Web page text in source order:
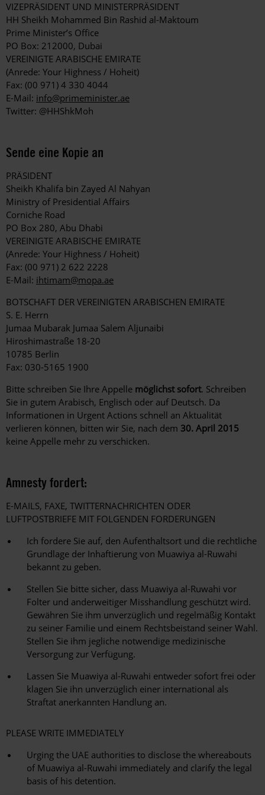
VIZEPRÄSIDENT UND MINISTERPRÄSIDENT
HH Sheikh Mohammed Bin Rashid al-Maktoum
Prime Minister’s Office
PO Box: 212000, Dubai
VEREINIGTE ARABISCHE EMIRATE
(Anrede: Your Highness / Hoheit)
Fax: (00 971) 4 330 4044
E-Mail: info@primeminister.ae
Twitter: @HHShkMoh
Sende eine Kopie an
PRÄSIDENT
Sheikh Khalifa bin Zayed Al Nahyan
Ministry of Presidential Affairs
Corniche Road
PO Box 280, Abu Dhabi
VEREINIGTE ARABISCHE EMIRATE
(Anrede: Your Highness / Hoheit)
Fax: (00 971) 2 622 2228
E-Mail: ihtimam@mopa.ae
BOTSCHAFT DER VEREINIGTEN ARABISCHEN EMIRATE
S. E. Herrn
Jumaa Mubarak Jumaa Salem Aljunaibi
Hiroshimastraße 18-20
10785 Berlin
Fax: 030-5165 1900
Bitte schreiben Sie Ihre Appelle möglichst sofort. Schreiben
Sie in gutem Arabisch, Englisch oder auf Deutsch. Da
Informationen in Urgent Actions schnell an Aktualität
verlieren können, bitten wir Sie, nach dem 30. April 2015
keine Appelle mehr zu verschicken.
Amnesty fordert:
E-MAILS, FAXE, TWITTERNACHRICHTEN ODER
LUFTPOSTBRIEFE MIT FOLGENDEN FORDERUNGEN
Ich fordere Sie auf, den Aufenthaltsort und die rechtliche
Grundlage der Inhaftierung von Muawiya al-Ruwahi
bekannt zu geben.
Stellen Sie bitte sicher, dass Muawiya al-Ruwahi vor
Folter und anderweitiger Misshandlung geschützt wird.
Gewähren Sie ihm unverzüglich und regelmäßig Kontakt
zu seiner Familie und einem Rechtsbeistand seiner Wahl.
Stellen Sie ihm jegliche notwendige medizinische
Versorgung zur Verfügung.
Lassen Sie Muawiya al-Ruwahi entweder sofort frei oder
klagen Sie ihn unverzüglich einer international als
Straftat anerkannten Handlung an.
PLEASE WRITE IMMEDIATELY
Urging the UAE authorities to disclose the whereabouts
of Muawiya al-Ruwahi immediately and clarify the legal
basis of his detention.